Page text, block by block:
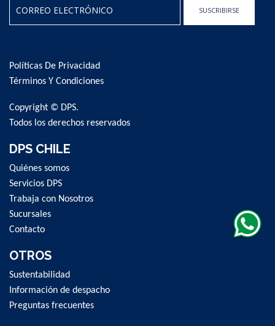
Our
Newsletter:
SUSCRIBIRSE
Políticas De Privacidad
Términos Y Condiciones
Copyright © DPS.
Todos los derechos reservados
DPS CHILE
Quiénes somos
Servicios DPS
Trabaja con Nosotros
Sucursales
Contacto
OTROS
Sustentabilidad
Información de despacho
Preguntas frecuentes